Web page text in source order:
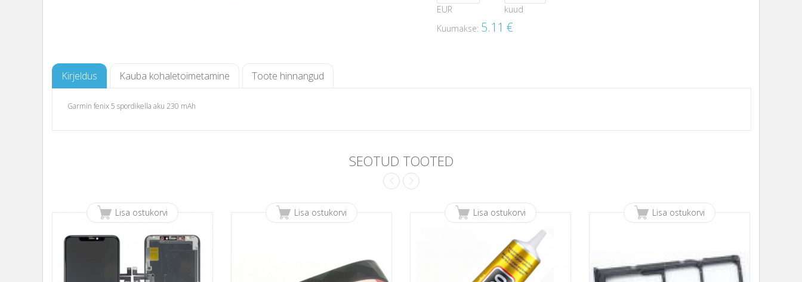
EUR
kuud
Kuumakse: 5.11 €
Kirjeldus Kauba kohaletoimetamine Toote hinnangud
Garmin fenix 5 spordikella aku 230 mAh
SEOTUD TOOTED
Lisa ostukorvi Lisa ostukorvi Lisa ostukorvi Lisa ostukorvi